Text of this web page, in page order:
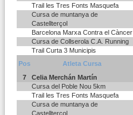
Trail les Tres Fonts Masquefa
Cursa de muntanya de
Castellterçol
Barcelona Marxa Contra el Càncer
Cursa de Collserola C.A. Running
Trail Curta 3 Municipis
Pos
Atleta Cursa
7
Celia Merchán Martín
Cursa del Poble Nou 5km
Trail les Tres Fonts Masquefa
Cursa de muntanya de
Castellterçol